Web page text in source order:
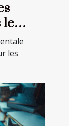
le
les